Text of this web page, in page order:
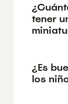
tener
¿Es
los